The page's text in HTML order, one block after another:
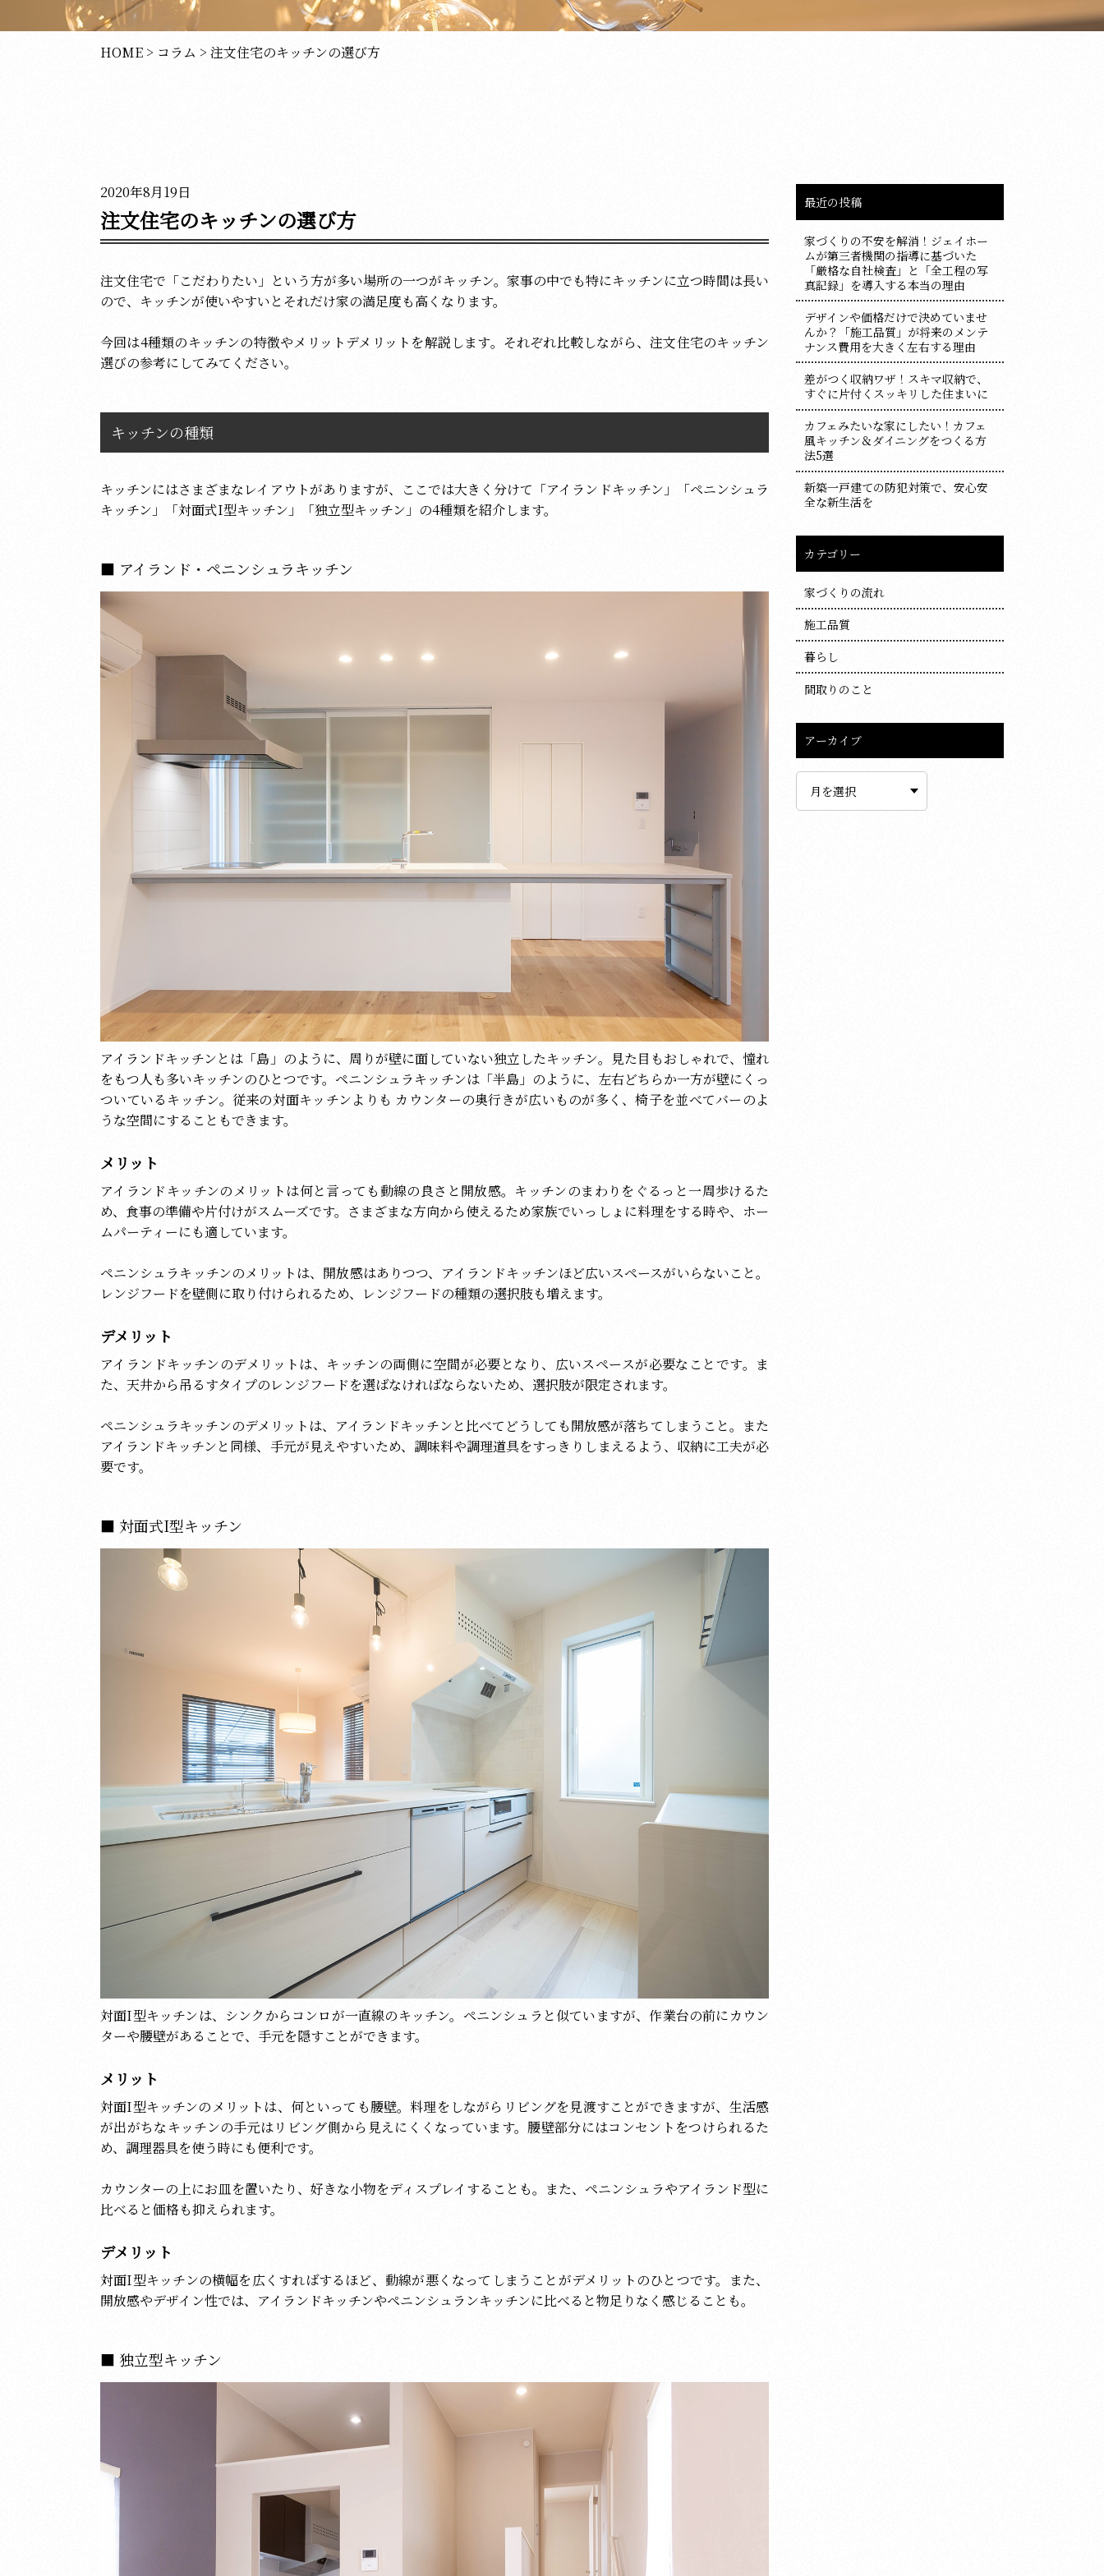
HOME > コラム > 注文住宅のキッチンの選び方
2020年8月19日
注文住宅のキッチンの選び方
注文住宅で「こだわりたい」という方が多い場所の一つがキッチン。家事の中でも特にキッチンに立つ時間は長い
ので、キッチンが使いやすいとそれだけ家の満足度も高くなります。
今回は4種類のキッチンの特徴やメリットデメリットを解説します。それぞれ比較しながら、注文住宅のキッチン
選びの参考にしてみてください。
キッチンの種類
キッチンにはさまざまなレイアウトがありますが、ここでは大きく分けて「アイランドキッチン」「ペニンシュラ
キッチン」「対面式I型キッチン」「独立型キッチン」の4種類を紹介します。
アイランド・ペニンシュラキッチン
アイランドキッチンとは「島」のように、周りが壁に面していない独立したキッチン。見た目もおしゃれで、憧れ
をもつ人も多いキッチンのひとつです。ペニンシュラキッチンは「半島」のように、左右どちらか一方が壁にくっ
ついているキッチン。従来の対面キッチンよりも カウンターの奥行きが広いものが多く、椅子を並べてバーのよ
うな空間にすることもできます。
メリット
アイランドキッチンのメリットは何と言っても動線の良さと開放感。キッチンのまわりをぐるっと一周歩けるた
め、食事の準備や片付けがスムーズです。さまざまな方向から使えるため家族でいっしょに料理をする時や、ホー
ムパーティーにも適しています。
ペニンシュラキッチンのメリットは、開放感はありつつ、アイランドキッチンほど広いスペースがいらないこと。
レンジフードを壁側に取り付けられるため、レンジフードの種類の選択肢も増えます。
デメリット
アイランドキッチンのデメリットは、キッチンの両側に空間が必要となり、広いスペースが必要なことです。ま
た、天井から吊るすタイプのレンジフードを選ばなければならないため、選択肢が限定されます。
ペニンシュラキッチンのデメリットは、アイランドキッチンと比べてどうしても開放感が落ちてしまうこと。また
アイランドキッチンと同様、手元が見えやすいため、調味料や調理道具をすっきりしまえるよう、収納に工夫が必
要です。
対面式I型キッチン
対面I型キッチンは、シンクからコンロが一直線のキッチン。ペニンシュラと似ていますが、作業台の前にカウン
ターや腰壁があることで、手元を隠すことができます。
メリット
対面I型キッチンのメリットは、何といっても腰壁。料理をしながらリビングを見渡すことができますが、生活感
が出がちなキッチンの手元はリビング側から見えにくくなっています。腰壁部分にはコンセントをつけられるた
め、調理器具を使う時にも便利です。
カウンターの上にお皿を置いたり、好きな小物をディスプレイすることも。また、ペニンシュラやアイランド型に
比べると価格も抑えられます。
デメリット
対面I型キッチンの横幅を広くすればするほど、動線が悪くなってしまうことがデメリットのひとつです。また、
開放感やデザイン性では、アイランドキッチンやペニンシュランキッチンに比べると物足りなく感じることも。
独立型キッチン
最近の投稿
家づくりの不安を解消！ジェイホー
ムが第三者機関の指導に基づいた
「厳格な自社検査」と「全工程の写
真記録」を導入する本当の理由
デザインや価格だけで決めていませ
んか？「施工品質」が将来のメンテ
ナンス費用を大きく左右する理由
差がつく収納ワザ！スキマ収納で、
すぐに片付くスッキリした住まいに
カフェみたいな家にしたい！カフェ
風キッチン＆ダイニングをつくる方
法5選
新築一戸建ての防犯対策で、安心安
全な新生活を
カテゴリー
家づくりの流れ
施工品質
暮らし
間取りのこと
アーカイブ
イ